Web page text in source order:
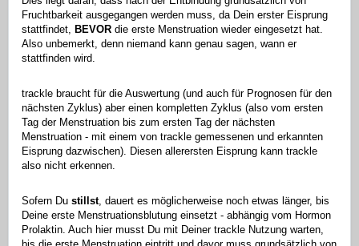
Fruchtbarkeit ausgegangen werden muss, da Dein erster Eisprung
stattfindet, BEVOR die erste Menstruation wieder eingesetzt hat.
Also unbemerkt, denn niemand kann genau sagen, wann er
stattfinden wird.
trackle braucht für die Auswertung (und auch für Prognosen für den
nächsten Zyklus) aber einen kompletten Zyklus (also vom ersten
Tag der Menstruation bis zum ersten Tag der nächsten
Menstruation - mit einem von trackle gemessenen und erkannten
Eisprung dazwischen). Diesen allerersten Eisprung kann trackle
also nicht erkennen.
Sofern Du stillst, dauert es möglicherweise noch etwas länger, bis
Deine erste Menstruationsblutung einsetzt - abhängig vom Hormon
Prolaktin. Auch hier musst Du mit Deiner trackle Nutzung warten,